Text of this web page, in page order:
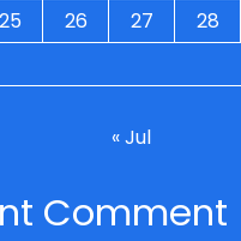
25 26 27 28
« Jul
Comment